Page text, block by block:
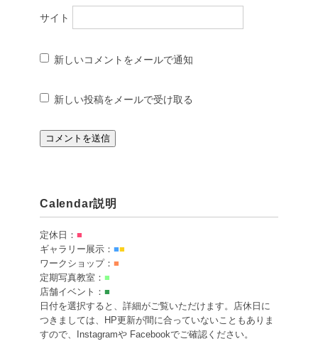
サイト
新しいコメントをメールで通知
新しい投稿をメールで受け取る
Calendar説明
定休日： ■
ギャラリー展示： ■■
ワークショップ： ■
定期写真教室： ■
店舗イベント： ■
日付を選択すると、詳細がご覧いただけます。店休日に
つきましては、HP更新が間に合っていないこともありま
すので、Instagramや Facebookでご確認ください。